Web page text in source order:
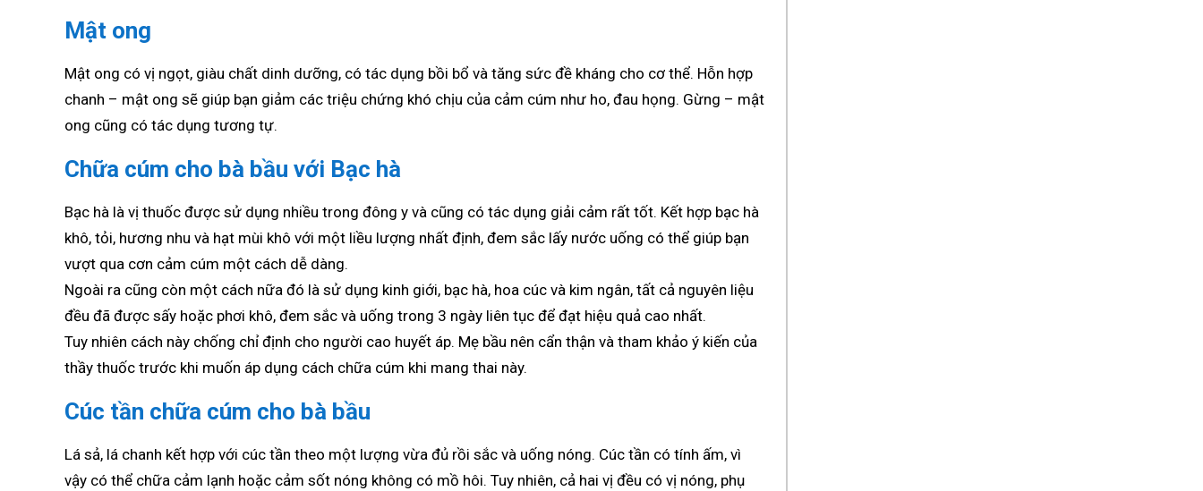
Mật ong
Mật ong có vị ngọt, giàu chất dinh dưỡng, có tác dụng bồi bổ và tăng sức đề kháng cho cơ thể. Hỗn hợp
chanh – mật ong sẽ giúp bạn giảm các triệu chứng khó chịu của cảm cúm như ho, đau họng. Gừng – mật
ong cũng có tác dụng tương tự.
Chữa cúm cho bà bầu với Bạc hà
Bạc hà là vị thuốc được sử dụng nhiều trong đông y và cũng có tác dụng giải cảm rất tốt. Kết hợp bạc hà
khô, tỏi, hương nhu và hạt mùi khô với một liều lượng nhất định, đem sắc lấy nước uống có thể giúp bạn
vượt qua cơn cảm cúm một cách dễ dàng.
Ngoài ra cũng còn một cách nữa đó là sử dụng kinh giới, bạc hà, hoa cúc và kim ngân, tất cả nguyên liệu
đều đã được sấy hoặc phơi khô, đem sắc và uống trong 3 ngày liên tục để đạt hiệu quả cao nhất.
Tuy nhiên cách này chống chỉ định cho người cao huyết áp. Mẹ bầu nên cẩn thận và tham khảo ý kiến của
thầy thuốc trước khi muốn áp dụng cách chữa cúm khi mang thai này.
Cúc tần chữa cúm cho bà bầu
Lá sả, lá chanh kết hợp với cúc tần theo một lượng vừa đủ rồi sắc và uống nóng. Cúc tần có tính ấm, vì
vậy có thể chữa cảm lạnh hoặc cảm sốt nóng không có mồ hôi. Tuy nhiên, cả hai vị đều có vị nóng, phụ